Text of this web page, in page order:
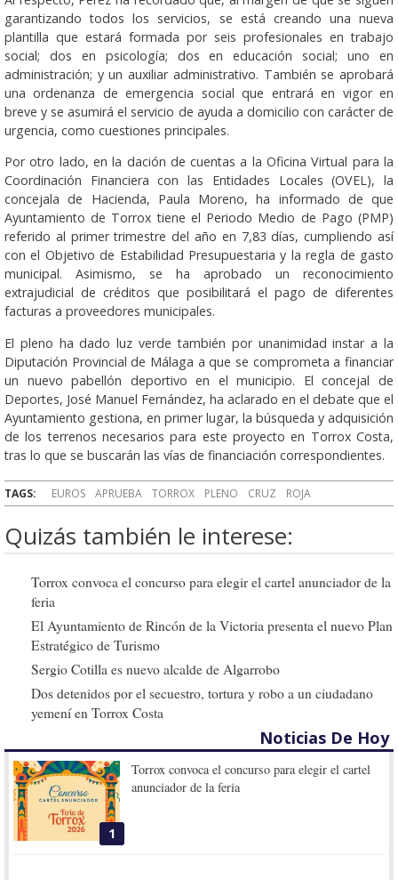
garantizando todos los servicios, se está creando una nueva
plantilla que estará formada por seis profesionales en trabajo
social; dos en psicología; dos en educación social; uno en
administración; y un auxiliar administrativo. También se aprobará
una ordenanza de emergencia social que entrará en vigor en
breve y se asumirá el servicio de ayuda a domicilio con carácter de
urgencia, como cuestiones principales.
Por otro lado, en la dación de cuentas a la Oficina Virtual para la
Coordinación Financiera con las Entidades Locales (OVEL), la
concejala de Hacienda, Paula Moreno, ha informado de que
Ayuntamiento de Torrox tiene el Periodo Medio de Pago (PMP)
referido al primer trimestre del año en 7,83 días, cumpliendo así
con el Objetivo de Estabilidad Presupuestaria y la regla de gasto
municipal. Asimismo, se ha aprobado un reconocimiento
extrajudicial de créditos que posibilitará el pago de diferentes
facturas a proveedores municipales.
El pleno ha dado luz verde también por unanimidad instar a la
Diputación Provincial de Málaga a que se comprometa a financiar
un nuevo pabellón deportivo en el municipio. El concejal de
Deportes, José Manuel Fernández, ha aclarado en el debate que el
Ayuntamiento gestiona, en primer lugar, la búsqueda y adquisición
de los terrenos necesarios para este proyecto en Torrox Costa,
tras lo que se buscarán las vías de financiación correspondientes.
TAGS: EUROS APRUEBA TORROX PLENO CRUZ ROJA
Quizás también le interese:
Torrox convoca el concurso para elegir el cartel anunciador de la
feria
El Ayuntamiento de Rincón de la Victoria presenta el nuevo Plan
Estratégico de Turismo
Sergio Cotilla es nuevo alcalde de Algarrobo
Dos detenidos por el secuestro, tortura y robo a un ciudadano
yemení en Torrox Costa
Noticias De Hoy
1
Torrox convoca el concurso para elegir el cartel
anunciador de la feria